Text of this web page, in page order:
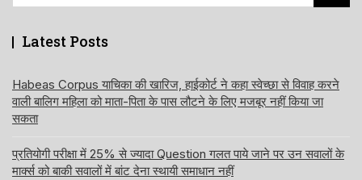
Latest Posts
Habeas Corpus याचिका की खारिज, हाईकोर्ट ने कहा स्वेच्छा से विवाह करने
वाली बालिग महिला को माता-पिता के पास लौटने के लिए मजबूर नहीं किया जा
सकता
प्रतियोगी परीक्षा में 25% से ज्यादा Question गलत पाये जाने पर उन सवालों के
मार्क्स को बाकी सवालों में बांट देना स्थायी समाधान नहीं